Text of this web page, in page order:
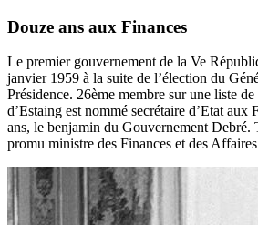
Douze ans aux Finances
Le premier gouvernement de la Ve
janvier 1959 à la suite de l’élection du
Présidence. 26ème membre sur une liste
d’Estaing est nommé secrétaire d’Etat aux
ans, le benjamin du Gouvernement Debré.
promu ministre des Finances et des